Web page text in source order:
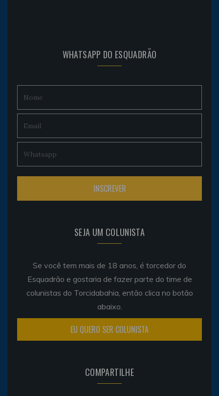
WHATSAPP DO ESQUADRÃO
SEJA UM COLUNISTA
Se você tem mais de 18 anos, é torcedor do
Esquadrão e gostaria de fazer parte do time de
colunistas do Torcidabahia, então clica no botão
abaixo.
EU QUERO SER COLUNISTA
COMPARTILHE